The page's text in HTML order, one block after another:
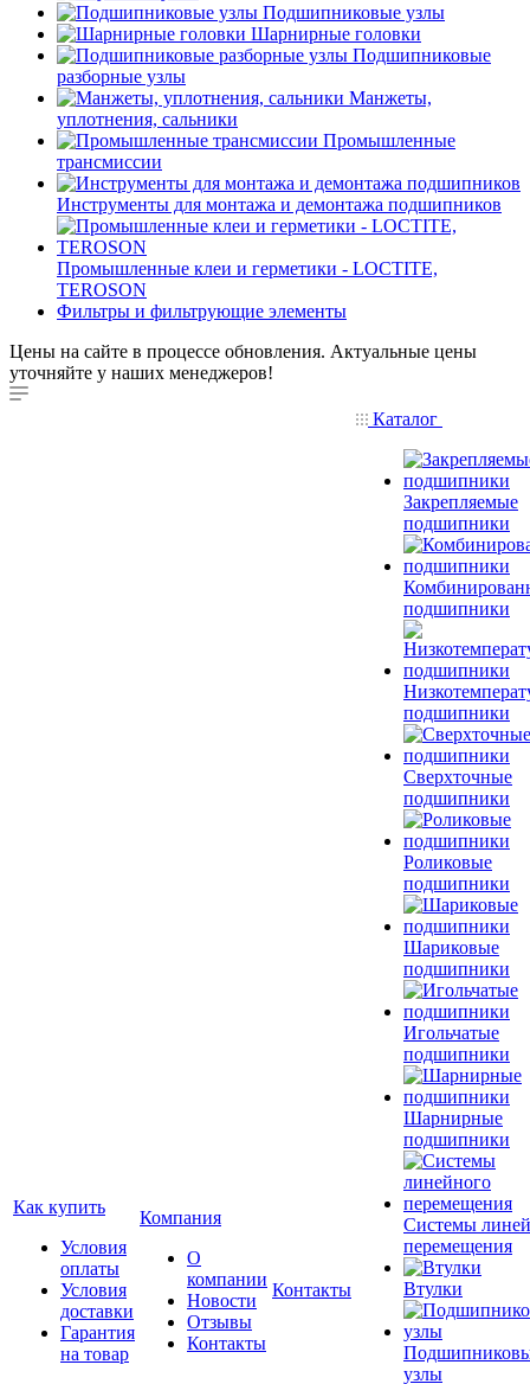
Подшипниковые узлы
Шарнирные головки
Подшипниковые
разборные узлы
Манжеты,
уплотнения, сальники
Промышленные
трансмиссии
Инструменты для монтажа и демонтажа подшипников
Промышленные клеи и герметики - LOCTITE,
TEROSON
Фильтры и фильтрующие элементы
Цены на сайте в процессе обновления. Актуальные цены
уточняйте у наших менеджеров!
Как купить
Условия
оплаты
Условия
доставки
Гарантия
на товар
Компания
О
компании
Новости
Отзывы
Контакты
Контакты
Каталог
Закрепляемые
подшипники
подшипники
подшипники
Сверхточные
подшипники
Роликовые
подшипники
Шариковые
подшипники
Игольчатые
подшипники
Шарнирные
подшипники
Системы
перемещения
Втулки
узлы